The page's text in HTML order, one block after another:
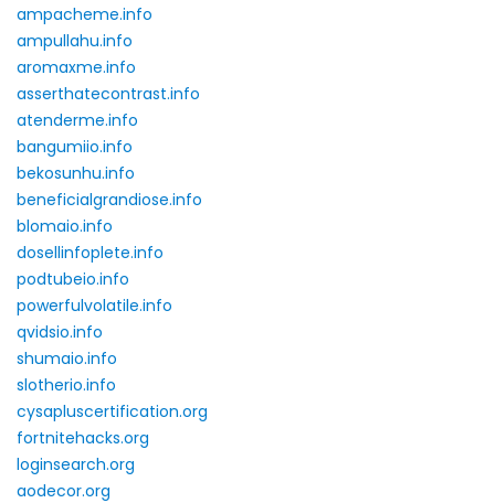
ampacheme.info
ampullahu.info
aromaxme.info
asserthatecontrast.info
atenderme.info
bangumiio.info
bekosunhu.info
beneficialgrandiose.info
blomaio.info
dosellinfoplete.info
podtubeio.info
powerfulvolatile.info
qvidsio.info
shumaio.info
slotherio.info
cysapluscertification.org
fortnitehacks.org
loginsearch.org
aodecor.org